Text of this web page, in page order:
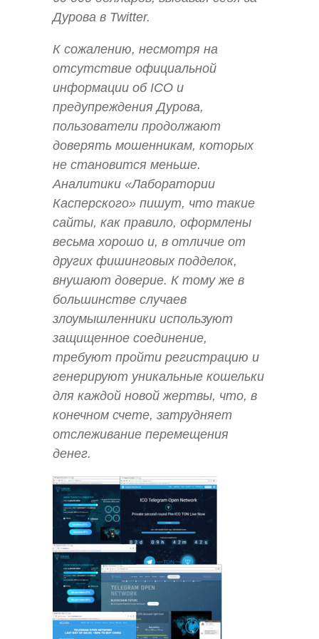
Дурова в Twitter.
К сожалению, несмотря на
отсутствие официальной
информации об ICO и
предупреждения Дурова,
пользователи продолжают
доверять мошенникам, которых
не становится меньше.
Аналитики «Лаборатории
Касперского» пишут, что такие
сайты, как правило, оформлены
весьма хорошо и, в отличие от
других фишинговых подделок,
внушают доверие. К тому же в
большинстве случаев
злоумышленники используют
защищенное соединение,
требуют пройти регистрацию и
генерируют уникальные кошельки
для каждой новой жертвы, что, в
конечном счете, затрудняет
отслеживание перемещения
денег.